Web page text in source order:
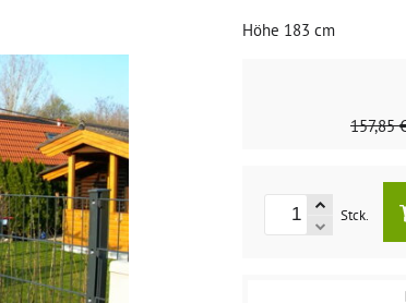
Höhe 183 cm
157,85
Stck.